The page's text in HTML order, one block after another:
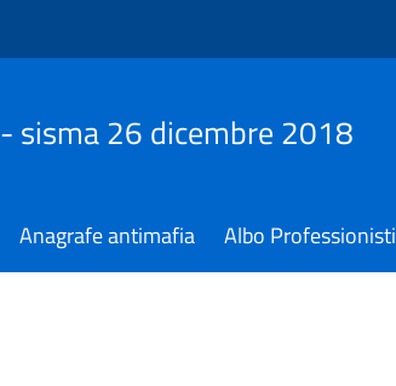
sisma 26 dicembre 2018
Anagrafe antimafia Albo Professionisti